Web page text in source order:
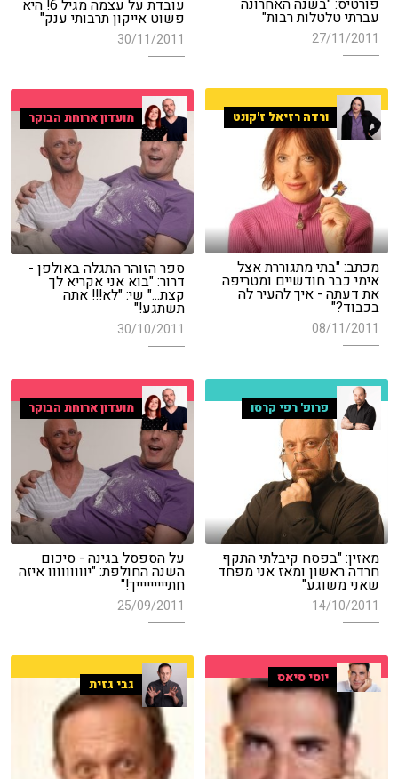
עובדת על עצמה מגיל 6! היא
פשוט אייקון תרבותי ענק"
30/11/2011
עברתי טלטלות רבות"
27/11/2011
ורדה רזיאל ז'קונט
מכתב: "בתי מתגוררת אצל
אימי כבר חודשיים ומטריפה
את דעתה - איך להעיר לה
בכבוד?"
08/11/2011
מועדון ארוחת הבוקר
ספר הזוהר התגלה באולפן -
דרור: "בוא אני אקריא לך
קצת..." שי: "לא!!! אתה
תשתגע!"
30/10/2011
פרופ' רפי קרסו
מאזין: "בפסח קיבלתי התקף
חרדה ראשון ומאז אני מפחד
שאני משוגע"
14/10/2011
מועדון ארוחת הבוקר
על הספסל בגינה - סיכום
השנה החולפת: "יווווווווו איזה
חתיייייייייך!"
25/09/2011
יוסי סיאס גבי גזית